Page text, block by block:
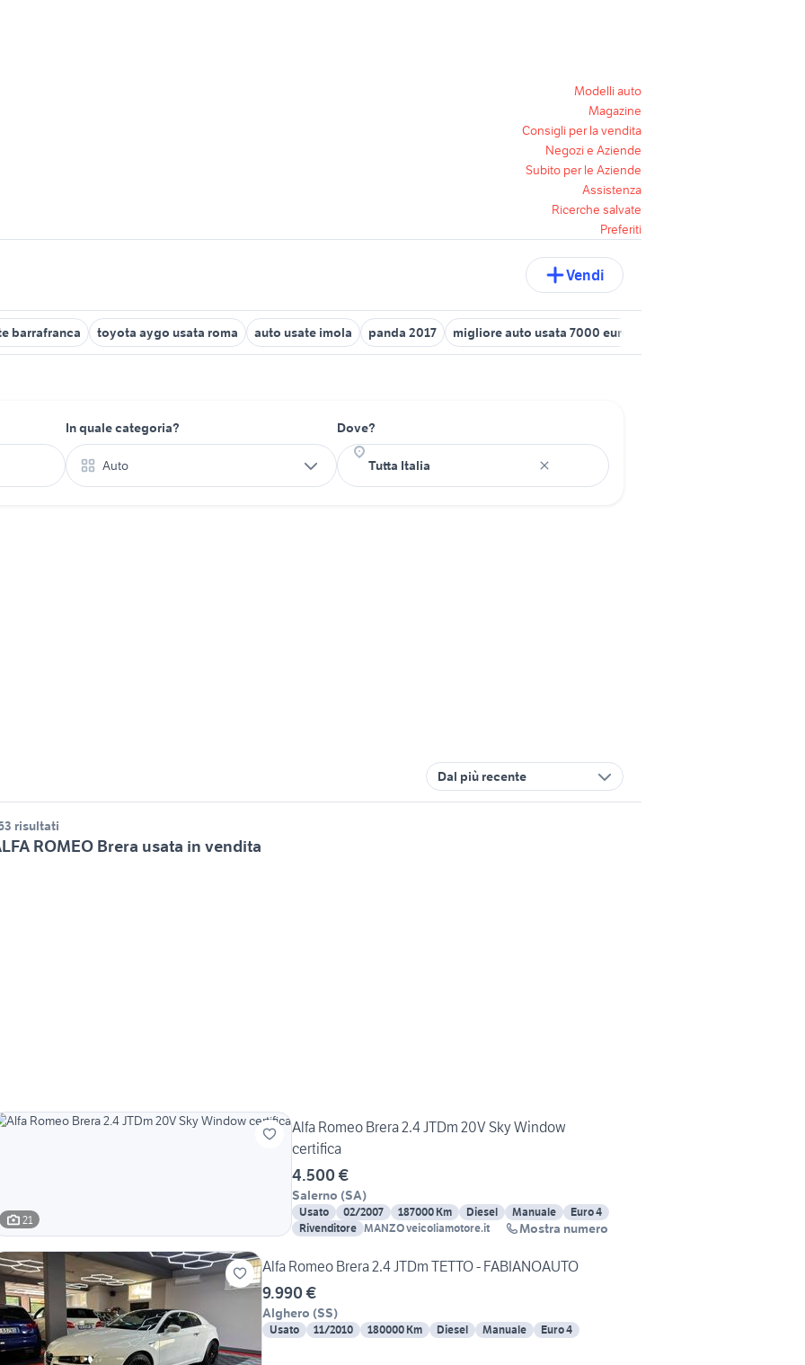
Modelli auto
Magazine
Consigli per la vendita
Negozi e Aziende
Subito per le Aziende
Assistenza
Ricerche salvate
Preferiti
Vendi
barrafranca toyota aygo usata roma auto usate imola panda 2017 migliore auto usata 7000 euro
In quale categoria?
Auto
Dove?
Dal più recente
risultati
ROMEO Brera usata in vendita
21
Alfa Romeo Brera 2.4 JTDm 20V Sky Window
certifica
4.500 €
Salerno (SA)
Usato 02/2007 187000 Km Diesel Manuale
Euro 4
Rivenditore
MANZO veicoliamotore.it Mostra numero
Alfa Romeo Brera 2.4 JTDm TETTO - FABIANOAUTO
9.990 €
Alghero (SS)
Usato 11/2010 180000 Km Diesel Manuale Euro 4